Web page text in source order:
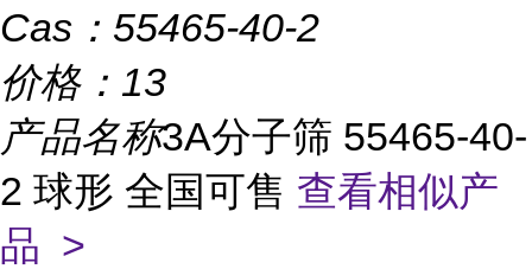
Cas： 55465-40-2
价格： 13
产品名称3A分子筛 55465-40-
2 球形 全国可售 查看相似产
品 >